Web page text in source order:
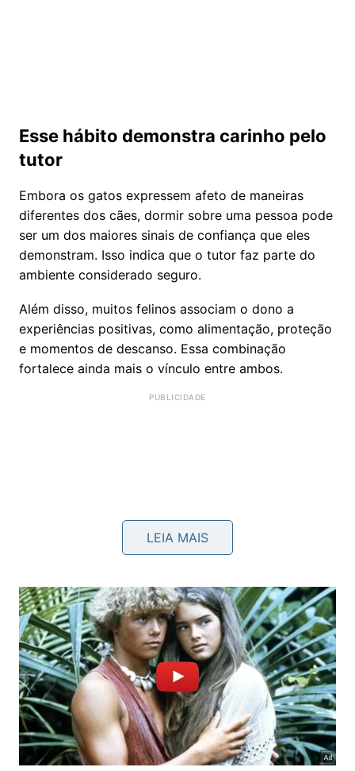
Esse hábito demonstra carinho pelo
tutor
Embora os gatos expressem afeto de maneiras
diferentes dos cães, dormir sobre uma pessoa pode
ser um dos maiores sinais de confiança que eles
demonstram. Isso indica que o tutor faz parte do
ambiente considerado seguro.
Além disso, muitos felinos associam o dono a
experiências positivas, como alimentação, proteção
e momentos de descanso. Essa combinação
fortalece ainda mais o vínculo entre ambos.
LEIA MAIS